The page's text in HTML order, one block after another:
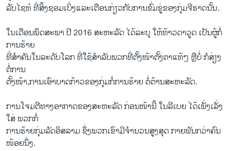
​ລັບໄຊທ໌ ທີ່​ສິ້​ງຊອມ​ເບິ່ງແລະເຕືອນກ່ຽວກັບ​ການ​ຂົ່ມຂູ່​ຂອງ​ກຸ່ມ​ຈີ​ຮາດ​ນັ້ນ.
​ໃນ​ເດືອນ​ພຶດສະພາ ປີ 2016 ສະຫະລັດ ​ໄດ້​ລະບຸ ໃຫ້ທ້າວດາ​ວູດ ເປັນຜູ້​ກໍ່​
ການ​ຮ້າຍ
​ທີ່​ສຳຄັນ​ໃນ​ລະດັບ​ໂລກ ທີ່​ໃຊ້ສຳລັບ​ພວກ​ທີ່​ຕັ້ງໜ້າ​ຕັ້ງ​ຕາ​ແທ້ໆ ຫຼື​ບໍ່ ກໍສ່ຽງ​
ຕໍ່​ການ
ຕັ້ງໜ້າ,ການ​ເອົາ​ບາດກ້າວ​ຂອງກຸ່ມ​ກໍ່​ການ​ຮ້າຍ ຕໍ່ຕ້ານ​ສະຫະລັດ.
ການ​ໂຈມ​ຕີ​ທາງ​ອາກາດຂອງສະຫະລັດ ກ່ອນ​ໜ້າ​ນີ້ ​ໃນ​ລີ​ເບຍ ​ໄດ້​ເພັ່ງ​ເລັ່ງ​
ໃສ່ ພວກກໍ່
​ການ​ຮ້າຍ​ກຸ່ມລັດ​ອິສລາມ ຊຶ່ງພວກເຂົາ​ມີ​ຈຳນວນສູງ​ສຸດ ​ກາຍພັນກວ່າຄົນ
ໜ້ອຍນຶ່ງ.